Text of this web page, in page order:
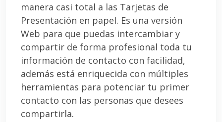
manera casi total a las Tarjetas de
Presentación en papel. Es una versión
Web para que puedas intercambiar y
compartir de forma profesional toda tu
información de contacto con facilidad,
además está enriquecida con múltiples
herramientas para potenciar tu primer
contacto con las personas que desees
compartirla.